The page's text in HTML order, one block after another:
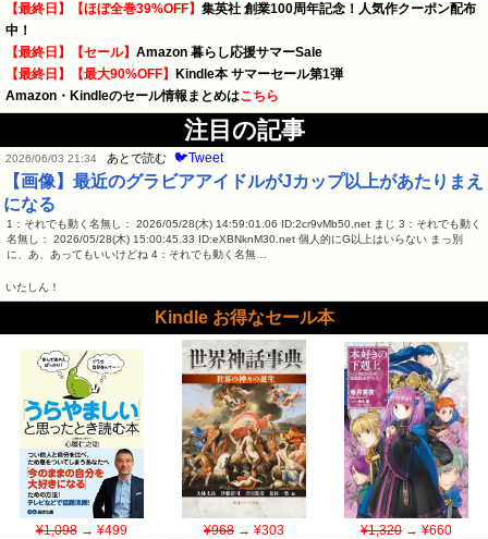
【最終日】【ほぼ全巻39%OFF】 集英社 創業100周年記念！人気作クーポン配布
中！
【最終日】【セール】 Amazon 暮らし応援サマーSale
【最終日】【最大90%OFF】
Kindle本 サマーセール第1弾
Amazon・Kindleのセール情報まとめはこちら
注目の記事
2026/06/03 21:34 あとで読む 🐦Tweet
【画像】最近のグラビアアイドルがJカップ以上があたりまえ
になる
1：それでも動く名無し： 2026/05/28(木) 14:59:01.06 ID:2cr9vMb50.net まじ 3：それでも動く
名無し： 2026/05/28(木) 15:00:45.33 ID:eXBNknM30.net 個人的にG以上はいらない まっ別
に、あ、あってもいいけどね 4：それでも動く名無…
いたしん！
Kindle お得なセール本
¥1,098→ ¥499 ¥968→ ¥303 ¥1,320→ ¥660